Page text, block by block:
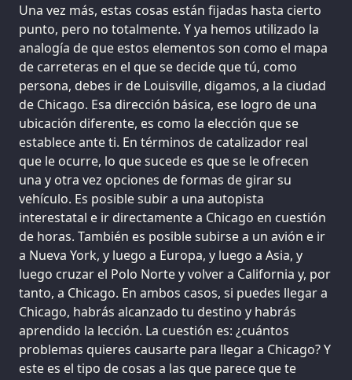
Una vez más, estas cosas están fijadas hasta cierto
punto, pero no totalmente. Y ya hemos utilizado la
analogía de que estos elementos son como el mapa
de carreteras en el que se decide que tú, como
persona, debes ir de Louisville, digamos, a la ciudad
de Chicago. Esa dirección básica, ese logro de una
ubicación diferente, es como la elección que se
establece ante ti. En términos de catalizador real
que le ocurre, lo que sucede es que se le ofrecen
una y otra vez opciones de formas de girar su
vehículo. Es posible subir a una autopista
interestatal e ir directamente a Chicago en cuestión
de horas. También es posible subirse a un avión e ir
a Nueva York, y luego a Europa, y luego a Asia, y
luego cruzar el Polo Norte y volver a California y, por
tanto, a Chicago. En ambos casos, si puedes llegar a
Chicago, habrás alcanzado tu destino y habrás
aprendido la lección. La cuestión es: ¿cuántos
problemas quieres causarte para llegar a Chicago? Y
este es el tipo de cosas a las que parece que te